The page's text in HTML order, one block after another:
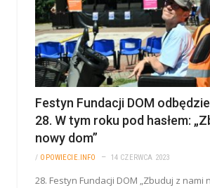
Festyn Fundacji DOM
28. W tym roku pod hasłem:
nowy dom”
/ OPOWIECIE.INFO 14 CZERWCA 2023
28. Festyn Fundacji DOM „Zbuduj z nami